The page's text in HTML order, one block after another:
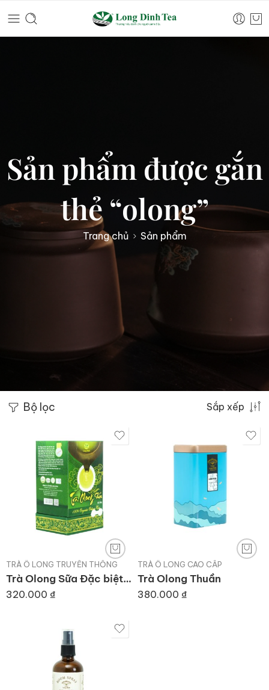
Sản phẩm được gắn
thẻ “olong”
Trang chủ Sản phẩm
Bộ lọc Sắp xếp
TRÀ Ô LONG TRUYỀN THỐNG
Trà Olong Sữa Đặc biệt ( dòng hộp giấy) 250gr
320.000 ₫
TRÀ Ô LONG CAO CẤP
Trà Olong Thuần
380.000 ₫